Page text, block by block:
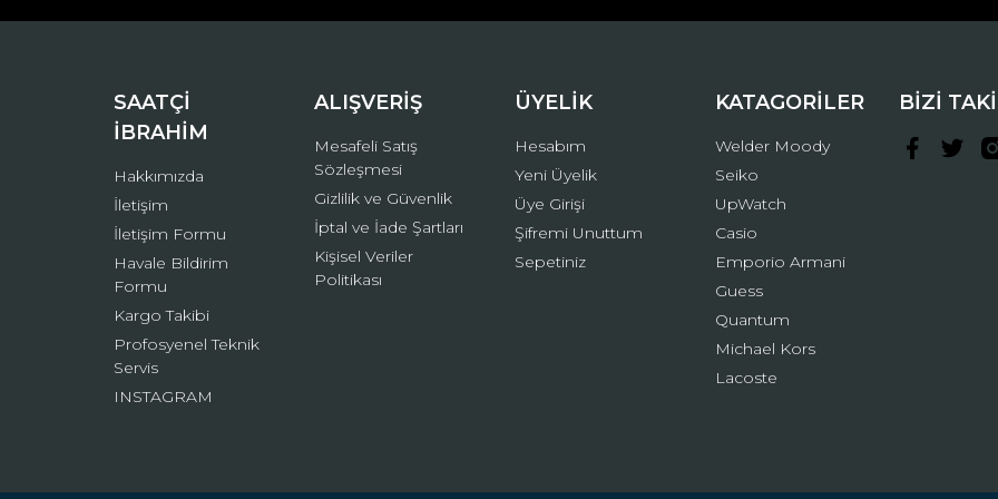
Bu ürüne benzer farklı alternatifler olmalı.
Gönder
SAATÇİ
İBRAHİM
Hakkımızda
İletişim
İletişim Formu
Havale Bildirim
Formu
Kargo Takibi
Profosyenel Teknik
Servis
INSTAGRAM
ALIŞVERİŞ
Mesafeli Satış
Sözleşmesi
Gizlilik ve Güvenlik
İptal ve İade Şartları
Kişisel Veriler
Politikası
ÜYELİK
Hesabım
Yeni Üyelik
Üye Girişi
Şifremi Unuttum
Sepetiniz
KATAGORİLER
Welder Moody
Seiko
UpWatch
Casio
Emporio Armani
Guess
Quantum
Michael Kors
Lacoste
BİZİ